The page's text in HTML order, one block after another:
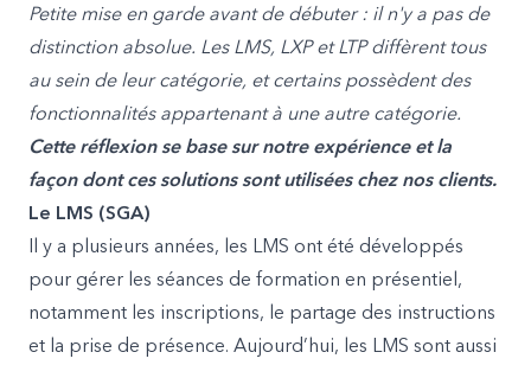
Petite mise en garde avant de débuter : il n'y a pas de
distinction absolue. Les LMS, LXP et LTP diffèrent tous
au sein de leur catégorie, et certains possèdent des
fonctionnalités appartenant à une autre catégorie.
Cette réflexion se base sur notre expérience et la
façon dont ces solutions sont utilisées chez nos clients.
Le LMS (SGA)
Il y a plusieurs années, les LMS ont été développés
pour gérer les séances de formation en présentiel,
notamment les inscriptions, le partage des instructions
et la prise de présence. Aujourd’hui, les LMS sont aussi